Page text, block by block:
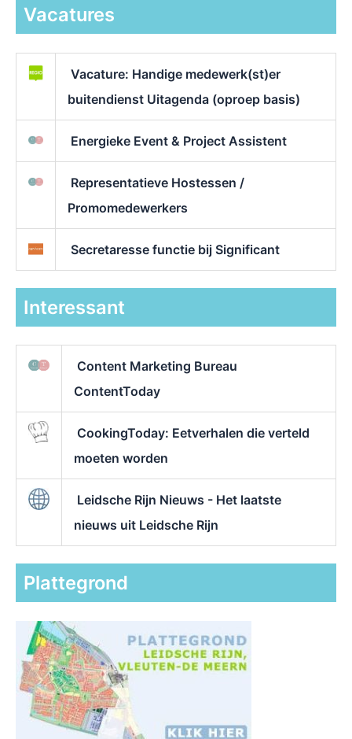
Vacatures
Vacature: Handige medewerk(st)er
buitendienst Uitagenda (oproep basis)
Energieke Event & Project Assistent
Representatieve Hostessen /
Promomedewerkers
Secretaresse functie bij Significant
Interessant
Content Marketing Bureau
ContentToday
CookingToday: Eetverhalen die verteld
moeten worden
Leidsche Rijn Nieuws - Het laatste
nieuws uit Leidsche Rijn
Plattegrond